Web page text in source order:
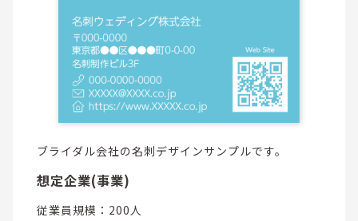
ブライダル会社の名刺デザインサンプルです。
想定企業(事業)
従業員規模：200人